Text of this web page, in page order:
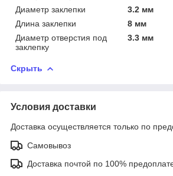
Диаметр заклепки
3.2 мм
Длина заклепки
8 мм
Диаметр отверстия под
заклепку
3.3 мм
Скрыть
Условия доставки
Доставка осуществляется только по
Самовывоз
Доставка почтой по 100%